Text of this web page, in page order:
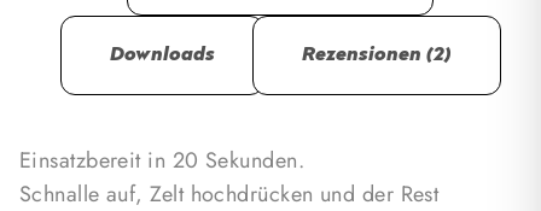
Downloads Rezensionen (2)
Einsatzbereit in 20 Sekunden.
Schnalle auf, Zelt hochdrücken und der Rest